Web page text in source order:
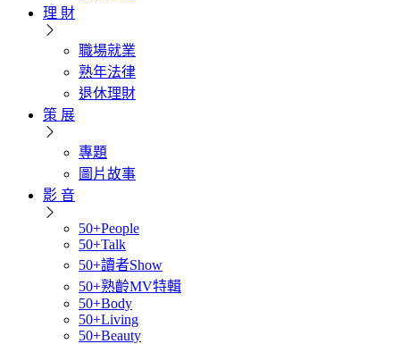
理 財
職場就業
熟年法律
退休理財
策 展
專題
圖片故事
影 音
50+People
50+Talk
50+讀者Show
50+熟齡MV特輯
50+Body
50+Living
50+Beauty